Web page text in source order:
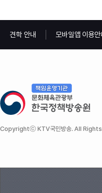
견학 안내 모바일앱 이용안
Copyrightⓒ KTV국민방송. All